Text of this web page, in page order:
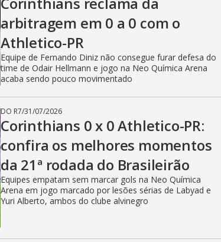
arbitragem em 0 a 0 com o
Athletico-PR
Equipe de Fernando Diniz não consegue furar defesa do
time de Odair Hellmann e jogo na Neo Química Arena
acaba sendo pouco movimentado
DO R7/31/07/2026
Corinthians 0 x 0 Athletico-PR:
confira os melhores momentos
da 21ª rodada do Brasileirão
Equipes empatam sem marcar gols na Neo Química
Arena em jogo marcado por lesões sérias de Labyad e
Yuri Alberto, ambos do clube alvinegro